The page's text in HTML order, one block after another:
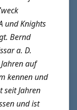
und Knights
Bernd
a. D.
auf
kennen und
seit Jahren
und ist